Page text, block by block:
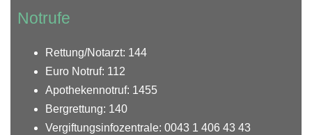
Notrufe
Rettung/Notarzt: 144
Euro Notruf: 112
Apothekennotruf: 1455
Bergrettung: 140
Vergiftungsinfozentrale: 0043 1 406 43 43